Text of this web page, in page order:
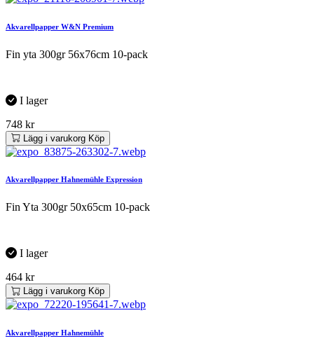
Akvarellpapper W&N Premium
Fin yta 300gr 56x76cm 10-pack
I lager
748 kr
Lägg i varukorg Köp
Akvarellpapper Hahnemühle Expression
Fin Yta 300gr 50x65cm 10-pack
I lager
464 kr
Lägg i varukorg Köp
Akvarellpapper Hahnemühle